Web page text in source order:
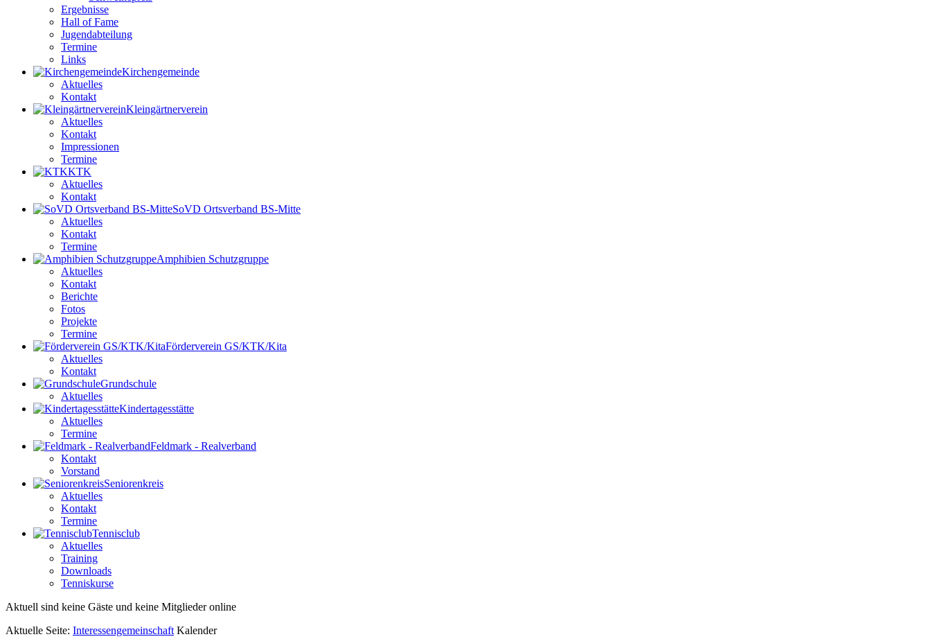
Ergebnisse
Hall of Fame
Jugendabteilung
Termine
Links
Kirchengemeinde
Aktuelles
Kontakt
Kleingärtnerverein
Aktuelles
Kontakt
Impressionen
Termine
KTK
Aktuelles
Kontakt
SoVD Ortsverband BS-Mitte
Aktuelles
Kontakt
Termine
Amphibien Schutzgruppe
Aktuelles
Kontakt
Berichte
Fotos
Projekte
Termine
Förderverein GS/KTK/Kita
Aktuelles
Kontakt
Grundschule
Aktuelles
Kindertagesstätte
Aktuelles
Termine
Feldmark - Realverband
Kontakt
Vorstand
Seniorenkreis
Aktuelles
Kontakt
Termine
Tennisclub
Aktuelles
Training
Downloads
Tenniskurse
Aktuell sind keine Gäste und keine Mitglieder online
Aktuelle Seite: Interessengemeinschaft Kalender